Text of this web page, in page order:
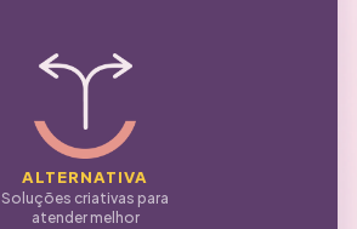
ALTERNATIVA
Soluções criativas para
atender melhor